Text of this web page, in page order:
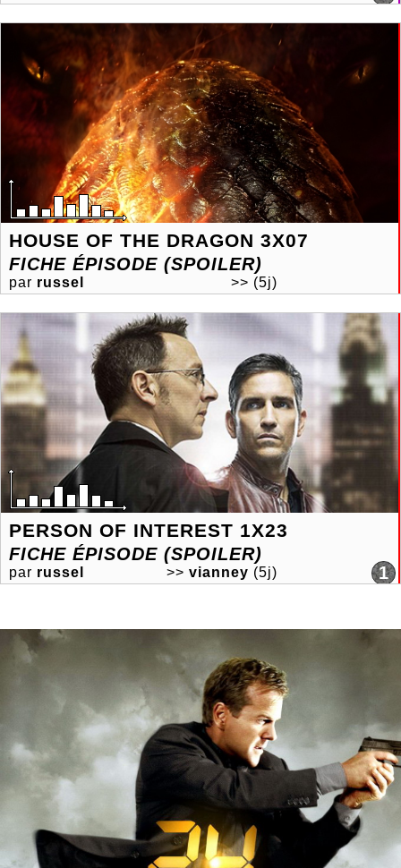
HOUSE OF THE DRAGON 3X07
FICHE ÉPISODE (SPOILER)
par russel >> (5j)
1
PERSON OF INTEREST 1X23
FICHE ÉPISODE (SPOILER)
par russel >> vianney (5j)